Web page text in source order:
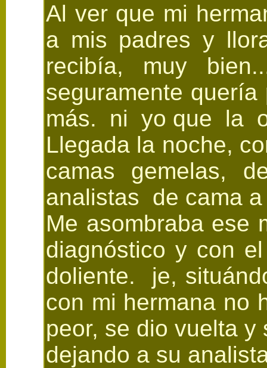
Al ver que mi
a mis padres y
recibía, muy
seguramente
más. ni yo que la
Llegada la noche,
camas gemelas,
analistas de cama
Me asombraba ese
diagnóstico y con
doliente. je,
con mi hermana no
peor, se dio vuelta y
dejando a su